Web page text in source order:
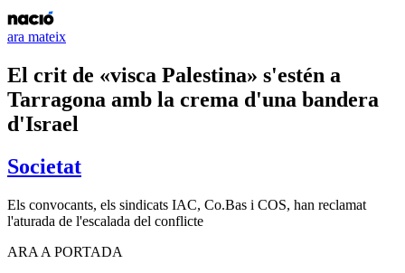
ara mateix
El crit de «visca Palestina» s'estén a
Tarragona amb la crema d'una bandera
d'Israel
Societat
Els convocants, els sindicats IAC, Co.Bas i COS, han reclamat
l'aturada de l'escalada del conflicte
ARA A PORTADA